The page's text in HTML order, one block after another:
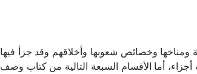
ومناخها وخصائص شعوبها وأخلاقهم وقد جزأ فيها
أجزاء، أما الأقسام السبعة التالية من كتاب وصف